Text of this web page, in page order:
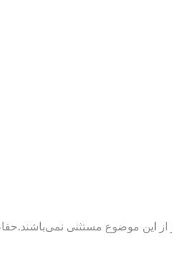
این موضوع مستثنی